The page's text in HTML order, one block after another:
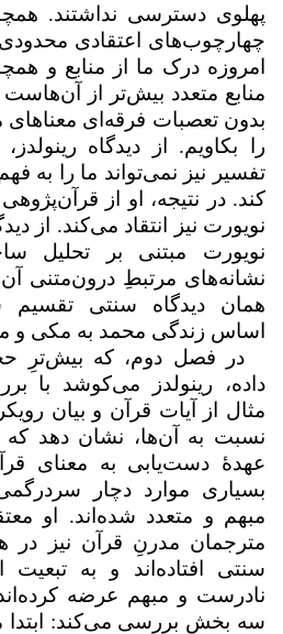
پهلوی دسترسی نداشتند.
چهارچوب‌های اعتقادی
امروزه درک ما از منابع و
منابع متعدد بیش‌تر از آن‌هاست
بدون تعصبات فرقه‌ای
را بکاویم. از دیدگاه
تفسیر نیز نمی‌تواند ما را به
کند. در نتیجه، او از
نویورت نیز انتقاد می‌کند. از
نویورت مبتنی بر تحلیل
نشانه‌های مرتبطِ درون‌متنی
همان دیدگاه سنتی تقسیم
اساس زندگی محمد به مکی و
در فصل دوم، که بیش‌ترِ
داده، رینولدز می‌کوشد با
مثال از آیات قرآن و بیان
نسبت به آن‌ها، نشان دهد که
عهدۀ دست‌یابی به معنای
بسیاری موارد دچار
مبهم و متعدد شده‌اند. او
مترجمان مدرنِ قرآن نیز در
سنتی افتاده‌اند و به تبعیت
نادرست و مبهم عرضه
سه بخش بررسی می‌کند: ابتدا